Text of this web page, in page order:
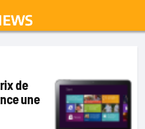
de
une